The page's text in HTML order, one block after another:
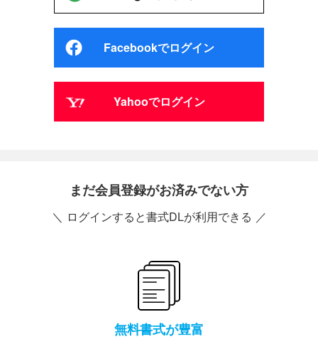
Facebookでログイン
Yahooでログイン
まだ会員登録がお済みでない方
＼ ログインすると書式DLが利用できる ／
無料書式が豊富